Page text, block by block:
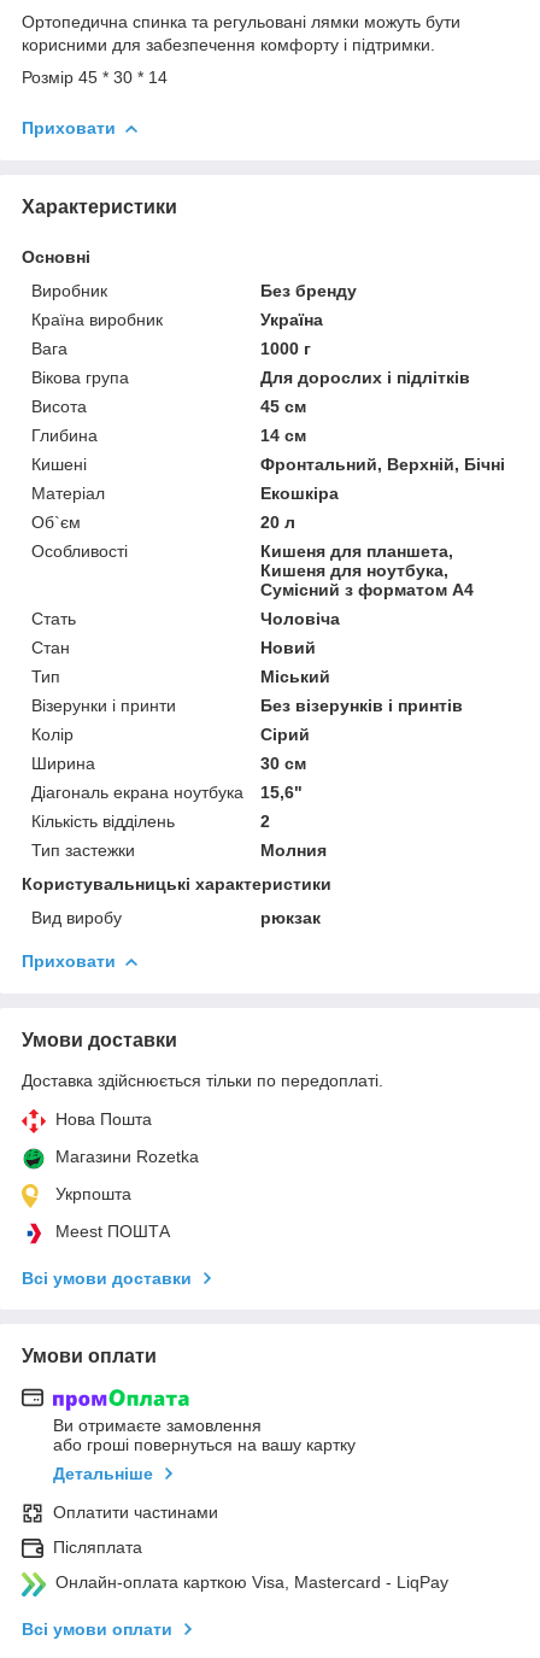
Ортопедична спинка та регульовані лямки можуть бути
корисними для забезпечення комфорту і підтримки.
Розмір 45 * 30 * 14
Приховати
Характеристики
Основні
Виробник
Без бренду
Країна виробник
Україна
Вага
1000 г
Вікова група
Для дорослих і підлітків
Висота
45 см
Глибина
14 см
Кишені
Фронтальний, Верхній, Бічні
Матеріал
Екошкіра
Об`єм
20 л
Особливості
Кишеня для планшета,
Кишеня для ноутбука,
Сумісний з форматом А4
Стать
Чоловіча
Стан
Новий
Тип
Міський
Візерунки і принти
Без візерунків і принтів
Колір
Сірий
Ширина
30 см
Діагональ екрана ноутбука
15,6"
Кількість відділень
2
Тип застежки
Молния
Користувальницькі характеристики
Вид виробу
рюкзак
Приховати
Умови доставки
Доставка здійснюється тільки по передоплаті.
Нова Пошта
Магазини Rozetka
Укрпошта
Meest ПОШТА
Всі умови доставки
Умови оплати
Ви отримаєте замовлення
або гроші повернуться на вашу картку
Детальніше
Оплатити частинами
Післяплата
Онлайн-оплата карткою Visa, Mastercard - LiqPay
Всі умови оплати